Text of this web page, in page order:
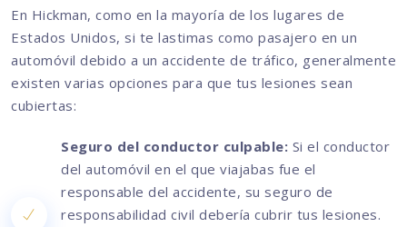
En Hickman, como en la mayoría de los lugares de
Estados Unidos, si te lastimas como pasajero en un
automóvil debido a un accidente de tráfico, generalmente
existen varias opciones para que tus lesiones sean
cubiertas:
Seguro del conductor culpable: Si el conductor
del automóvil en el que viajabas fue el
responsable del accidente, su seguro de
responsabilidad civil debería cubrir tus lesiones.